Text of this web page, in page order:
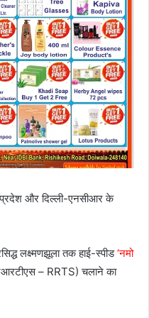
प्रदेश और दिल्ली-एनसीआर के
लक्ष्मणझूला तक हाई-स्पीड‘नमो
– RRTS) चलाने का